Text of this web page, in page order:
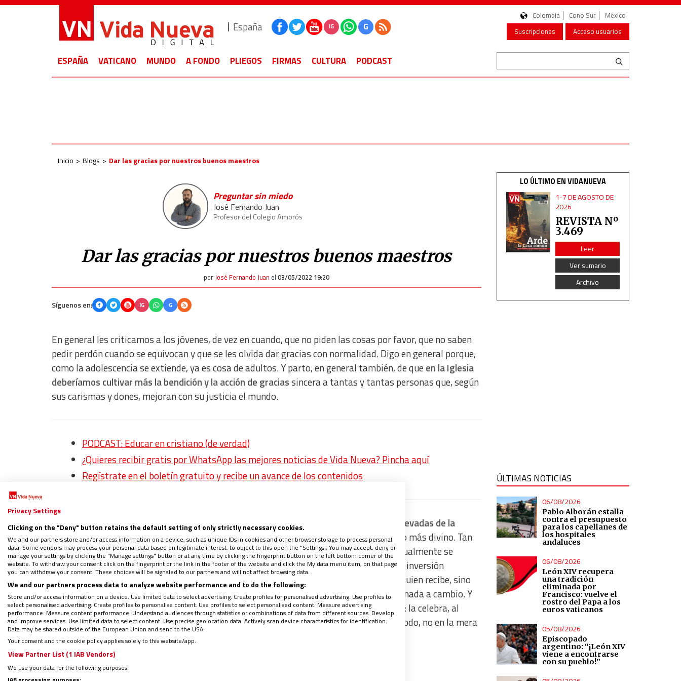
España IG G
Colombia Cono Sur
México
Suscripciones
Acceso usuarios
ESPAÑA VATICANO MUNDO A FONDO PLIEGOS FIRMAS CULTURA PODCAST
Inicio Blogs Dar las gracias por nuestros buenos maestros
Preguntar sin miedo
José Fernando Juan
Profesor del Colegio Amorós
Dar las gracias por nuestros buenos maestros
porJosé Fernando Juan el 03/05/2022 19:20
Síguenos en: IG G
En general les criticamos a los jóvenes, de vez en cuando, que no piden las cosas por favor, que no saben
pedir perdón cuando se equivocan y que se les olvida dar gracias con normalidad. Digo en general porque,
como la adolescencia se extiende, ya es cosa de adultos. Y parto, en general también, de queen la Iglesia
deberíamos cultivar más la bendición y la acción de graciassincera a tantas y tantas personas que, según
sus carismas y dones, mejoran con su justicia el mundo.
PODCAST: Educar en cristiano (de verdad)
¿Quieres recibir gratis por WhatsApp las mejores noticias de Vida Nueva? Pincha aquí
Regístrate en el boletín gratuito y recibe un avance de los contenidos
Visto por uno de sus lados,el agradecimiento es una de las expresiones más bellas y elevadas de la
humanidad que somos.Por otro, diría que refleja al mismo tiempo, leído en cristiano, lo más divino. Tan
pronto expresan un vínculo y una alianza en la que nos encontramos en deuda, como igualmente se
sitúan en el plano de lo gratuito, de lo desinteresado, de la generosidad y del exceso. La inversión
cristiana de la gratitud, para quien no lo haya pensado, es que no se queda del lado de quien recibe, sino
de quien sirve y se ofrece. Es Dios quien “hace” la acción de gracias al darse sin esperar nada a cambio. Y
es la persona que participa de su don quien celebra la acción de gracias. Insisto y repito: la celebra, al
darse cuenta de que es así, graciosa y donación. Y lo hace, como no puede ser de otro modo, no en la mera
soledad de su corazón, sino en compañía de otros, ya hermanos; esto es, en la Iglesia.
Lo mucho recibido
LO ÚLTIMO EN VIDANUEVA
1-7 DE AGOSTO DE
2026
REVISTA Nº
3.469
Leer
Ver sumario
Archivo
ÚLTIMAS NOTICIAS
06/08/2026
Pablo Alborán estalla
contra el presupuesto
para los capellanes de
los hospitales
andaluces
06/08/2026
León XIV recupera
una tradición
eliminada por
Francisco: vuelve el
rostro del Papa a los
euros vaticanos
05/08/2026
Episcopado
argentino: “¡León XIV
viene a encontrarse
con su pueblo!”
Privacy Settings
Clicking on the "Deny" button retains the default setting of only strictly necessary cookies.
We and our partners store and/or access information on a device, such as unique IDs in cookies and other browser storage to process personal
data. Some vendors may process your personal data based on legitimate interest, to object to this open the "Settings". You may accept, deny or
manage your settings by clicking the "Manage settings" button or at any time by clicking the fingerprint button on the left bottom corner of the
website. To withdraw your consent click on the fingerprint or the link in the footer of the website and click the My data menu item, on that page
you can withdraw your consent. These choices will be signaled to our partners and will not affect browsing data.
We and our partners process data to analyze website performance and to do the following:
Store and/or access information on a device. Use limited data to select advertising. Create profiles for personalised advertising. Use profiles to
select personalised advertising. Create profiles to personalise content. Use profiles to select personalised content. Measure advertising
performance. Measure content performance. Understand audiences through statistics or combinations of data from different sources. Develop
and improve services. Use limited data to select content. Use precise geolocation data. Actively scan device characteristics for identification.
Data may be shared outside of the European Union and send to the USA.
Your consent and the cookie policy applies solely to this website/app.
View Partner List (1 IAB Vendors)
We use your data for the following purposes: